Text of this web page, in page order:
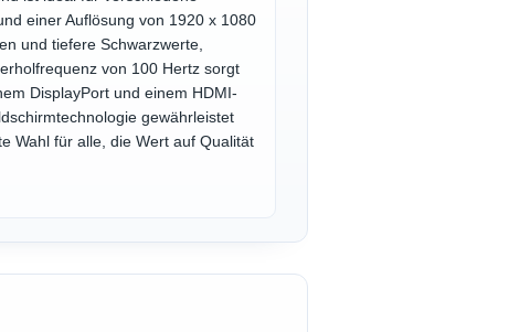
einer Auflösung von 1920 x 1080
und tiefere Schwarzwerte,
von 100 Hertz sorgt
DisplayPort und einem HDMI-
gewährleistet
Wahl für alle, die Wert auf Qualität